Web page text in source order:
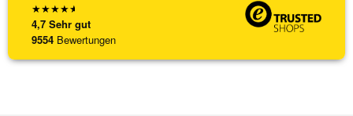
★★★★★
4,7 Sehr gut
9554 Bewertungen